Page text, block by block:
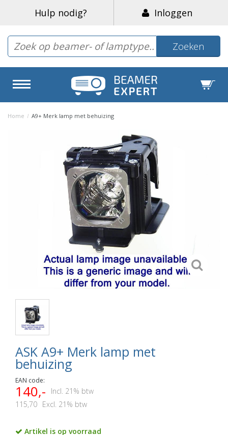
Hulp nodig? Inloggen
Zoeken
Home / A9+ Merk lamp met behuizing
ASK A9+ Merk lamp met
behuizing
EAN code:
140,-
Incl. 21% btw
115,70 Excl. 21% btw
Artikel is op voorraad